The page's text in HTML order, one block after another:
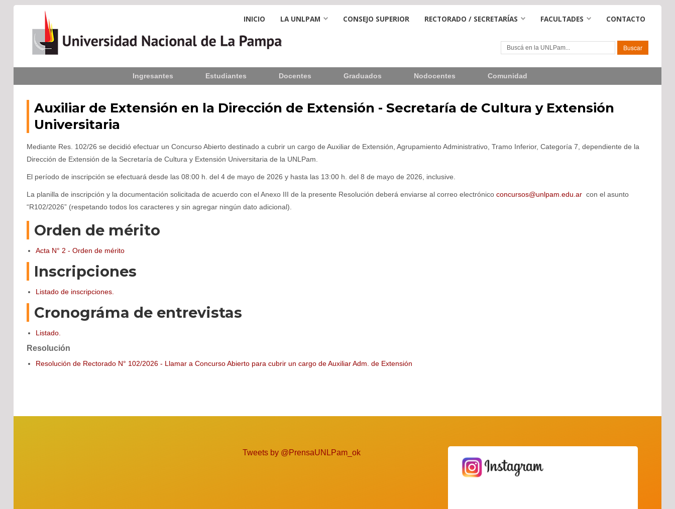
La UNLPam
Consejo Superior
Rectorado / Secretarías
Facultades
INICIO LA UNLPAM CONSEJO SUPERIOR RECTORADO / SECRETARÍAS FACULTADES CONTACTO
Ingresantes Estudiantes Docentes Graduados Nodocentes Comunidad
Auxiliar de Extensión en la Dirección de Extensión - Secretaría de Cultura y Extensión
Universitaria
Mediante Res. 102/26 se decidió efectuar un Concurso Abierto destinado a cubrir un cargo de Auxiliar de Extensión, Agrupamiento Administrativo, Tramo Inferior, Categoría 7, dependiente de la
Dirección de Extensión de la Secretaría de Cultura y Extensión Universitaria de la UNLPam.
El período de inscripción se efectuará desde las 08:00 h. del 4 de mayo de 2026 y hasta las 13:00 h. del 8 de mayo de 2026, inclusive.
La planilla de inscripción y la documentación solicitada de acuerdo con el Anexo III de la presente Resolución deberá enviarse al correo electrónico concursos@unlpam.edu.arcon el asunto
“R102/2026” (respetando todos los caracteres y sin agregar ningún dato adicional).
Orden de mérito
Acta N° 2 - Orden de mérito
Inscripciones
Listado de inscripciones.
Cronográma de entrevistas
Listado.
Resolución
Resolución de Rectorado N° 102/2026 - Llamar a Concurso Abierto para cubrir un cargo de Auxiliar Adm. de Extensión
Tweets by @PrensaUNLPam_ok